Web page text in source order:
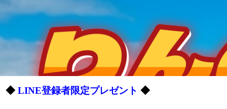
◆ LINE登録者限定プレゼント ◆